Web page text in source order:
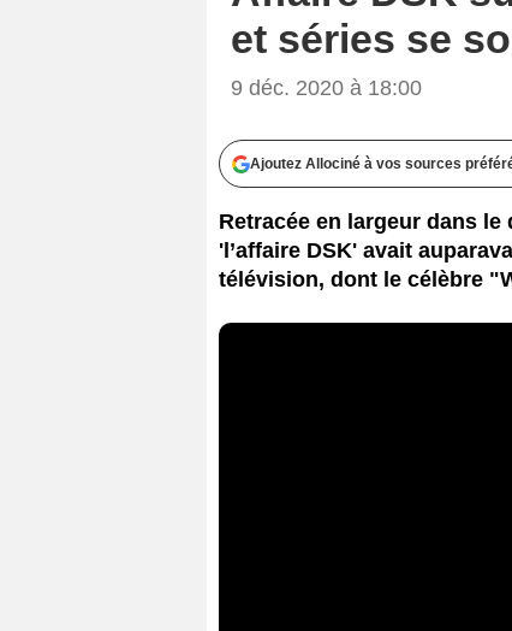
et séries se
9 déc. 2020 à 18:00
Ajoutez Allociné à vos sources
Retracée en largeur dans
'l’affaire DSK' avait
télévision, dont le célèbre